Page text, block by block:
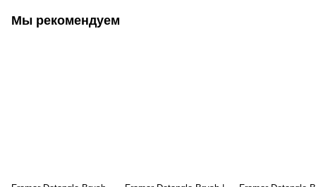
Мы рекомендуем